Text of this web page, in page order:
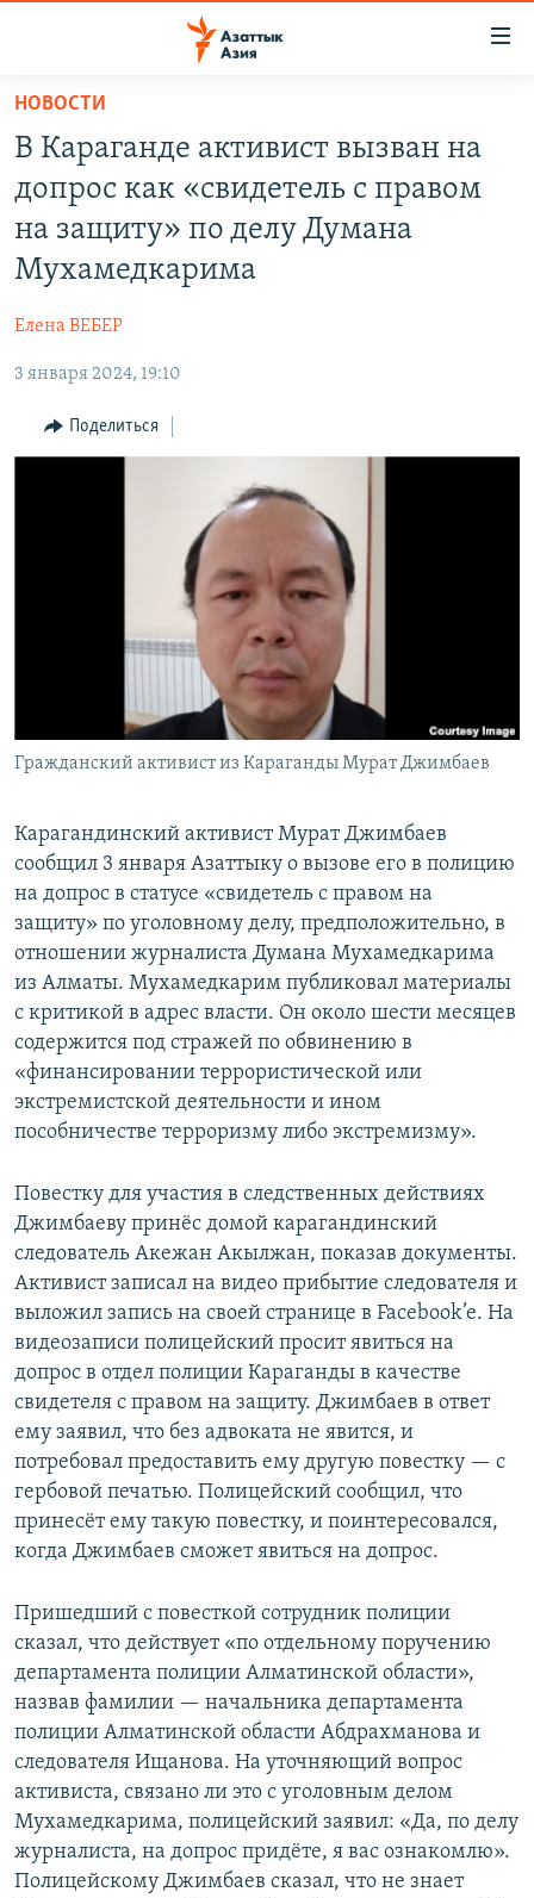
Вернуться
основному
содержанию
Вернутся
главной
Вернутся
КАЗАХСТАН
НОВОСТИ
ВОЙНА В УКРАИНЕ
НА ДРУГИХ ЯЗЫКАХ
ЎЗБЕКЧА
ТОҶИКӢ
ПОДПИШИТЕСЬ НА НАС В СОЦСЕТЯХ
Все сайты РСЕ/РС
НОВОСТИ
В Караганде активист вызван на
допрос как «свидетель с правом
на защиту» по делу Думана
Мухамедкарима
Елена ВЕБЕР
3 января 2024, 19:10
Поделиться
Гражданский активист из Караганды Мурат Джимбаев
Карагандинский активист Мурат Джимбаев
сообщил 3 января Азаттыку о вызове его в полицию
на допрос в статусе «свидетель с правом на
защиту» по уголовному делу, предположительно, в
отношении журналиста Думана Мухамедкарима
из Алматы. Мухамедкарим публиковал материалы
с критикой в адрес власти. Он около шести месяцев
содержится под стражей по обвинению в
«финансировании террористической или
экстремистской деятельности и ином
пособничестве терроризму либо экстремизму».
Повестку для участия в следственных действиях
Джимбаеву принёс домой карагандинский
следователь Акежан Акылжан, показав документы.
Активист записал на видео прибытие следователя и
выложил запись на своей странице в Facebook’e. На
видеозаписи полицейский просит явиться на
допрос в отдел полиции Караганды в качестве
свидетеля с правом на защиту. Джимбаев в ответ
ему заявил, что без адвоката не явится, и
потребовал предоставить ему другую повестку — с
гербовой печатью. Полицейский сообщил, что
принесёт ему такую повестку, и поинтересовался,
когда Джимбаев сможет явиться на допрос.
Пришедший с повесткой сотрудник полиции
сказал, что действует «по отдельному поручению
департамента полиции Алматинской области»,
назвав фамилии — начальника департамента
полиции Алматинской области Абдрахманова и
следователя Ищанова. На уточняющий вопрос
активиста, связано ли это с уголовным делом
Мухамедкарима, полицейский заявил: «Да, по делу
журналиста, на допрос придёте, я вас ознакомлю».
Полицейскому Джимбаев сказал, что не знает